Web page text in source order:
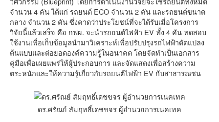
จำนวน 4 คัน ได้แก่ รถยนต์ ECO จำนวน 2 คัน และรถยนต์ขนาด
กลาง จำนวน 2 คัน ซึ่งคาดว่าประโยชน์ที่จะได้รับเมื่อโครงการ
วิจัยนี้แล้วเสร็จ คือ กฟผ. จะนำรถยนต์ไฟฟ้า EV ทั้ง 4 คัน ทดสอบ
ใช้งานเพื่อเก็บข้อมูลนำมาวิเคราะห์เพื่อปรับปรุงรถไฟฟ้าดัดแปลง
ต้นแบบและต่อยอดองค์ความรู้ในอนาคต โดยจัดทำเป็นเอกสาร
คู่มือเพื่อเผยแพร่ให้ผู้ประกอบการ และจัดแสดงเพื่อสร้างความ
ตระหนักและให้ความรู้เกี่ยวกับรถยนต์ไฟฟ้า EV กับสาธารณชน
ดร.ศรัณย์ สัมฤทธิ์เดชขจร ผู้อำนวยการเนคเทค